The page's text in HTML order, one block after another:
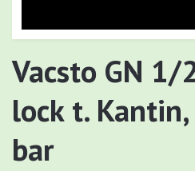
Vacsto GN 1/
lock t.
bar